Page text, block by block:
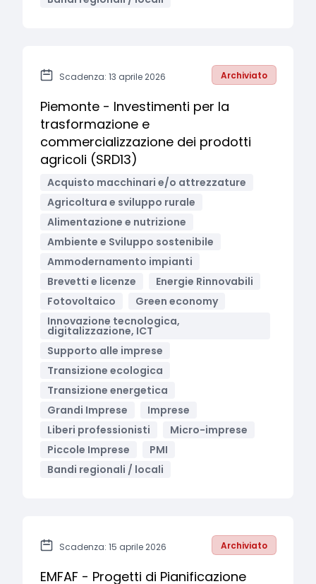
Scadenza: 13 aprile 2026 Archiviato
Piemonte - Investimenti per la
trasformazione e
commercializzazione dei prodotti
agricoli (SRD13)
Acquisto macchinari e/o attrezzature
Agricoltura e sviluppo rurale
Alimentazione e nutrizione
Ambiente e Sviluppo sostenibile
Ammodernamento impianti
Brevetti e licenze
Energie Rinnovabili
Fotovoltaico
Green economy
Innovazione tecnologica,
digitalizzazione, ICT
Supporto alle imprese
Transizione ecologica
Transizione energetica
Grandi Imprese
Imprese
Liberi professionisti
Micro-imprese
Piccole Imprese
PMI
Bandi regionali / locali
Scadenza: 15 aprile 2026 Archiviato
EMFAF - Progetti di Pianificazione